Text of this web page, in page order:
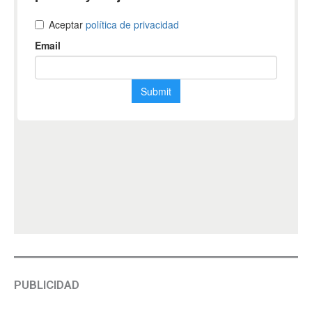
PUBLICIDAD